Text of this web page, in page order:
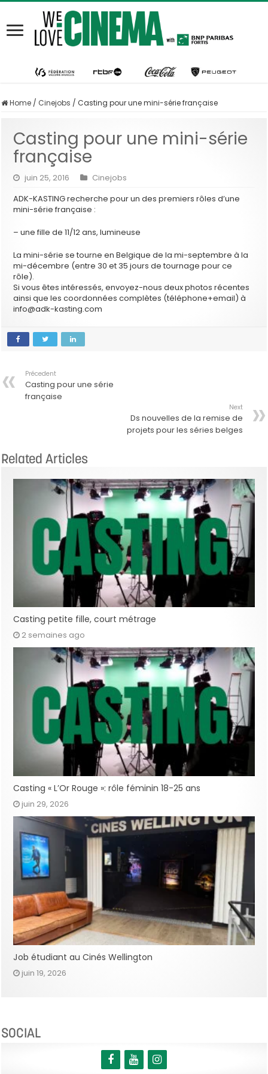
Home / Cinejobs / Casting pour une mini-série française
Casting pour une mini-série
française
juin 25, 2016
Cinejobs
ADK-KASTING recherche pour un des premiers rôles d’une
mini-série française :
– une fille de 11/12 ans, lumineuse
La mini-série se tourne en Belgique de la mi-septembre à la
mi-décembre (entre 30 et 35 jours de tournage pour ce
rôle).
Si vous êtes intéressés, envoyez-nous deux photos récentes
ainsi que les coordonnées complètes (téléphone+email) à
info@adk-kasting.com
Précedent
Casting pour une série
française
Next
Ds nouvelles de la remise de
projets pour les séries belges
Related Articles
Casting petite fille, court métrage
2 semaines ago
Casting « L’Or Rouge »: rôle féminin 18-25 ans
juin 29, 2026
Job étudiant au Cinés Wellington
juin 19, 2026
SOCIAL